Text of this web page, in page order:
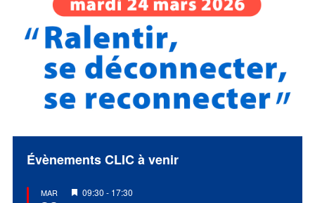
Évènements CLIC à venir
MAR
Mis
09:30 - 17:30